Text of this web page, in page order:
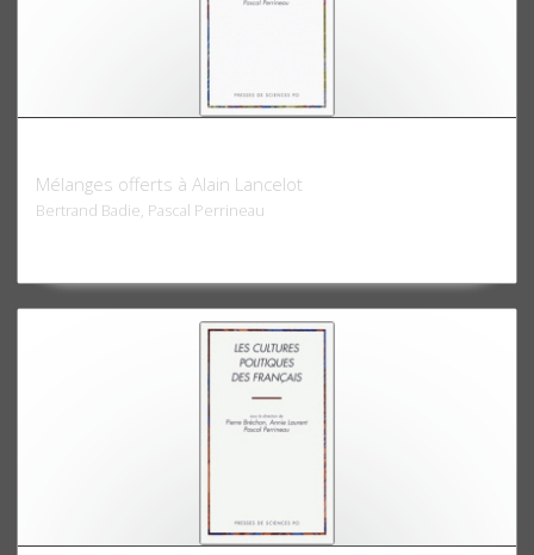
Mélanges offerts à Alain Lancelot
Bertrand Badie, Pascal Perrineau